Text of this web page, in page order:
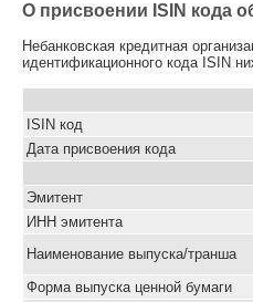
О присвоении ISIN кода
Небанковская кредитная
идентификационного кода ISIN
ISIN код
Дата присвоения кода
Эмитент
ИНН эмитента
Наименование выпуска/транша
Форма выпуска ценной бумаги